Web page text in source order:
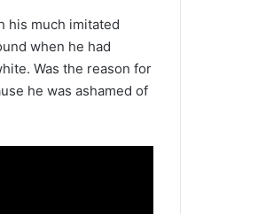
his much imitated
when he had
Was the reason for
he was ashamed of